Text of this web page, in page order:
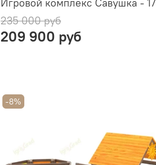
235 000 руб
209 900 руб
-8%